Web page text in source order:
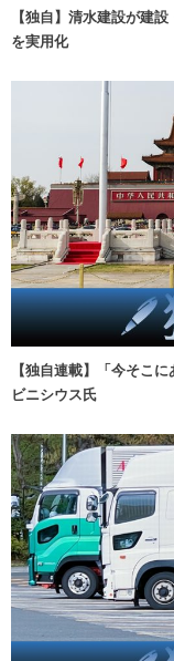
【独自】清水建設が建
を実用化
【独自連載】「今そこ
ビニシウス氏